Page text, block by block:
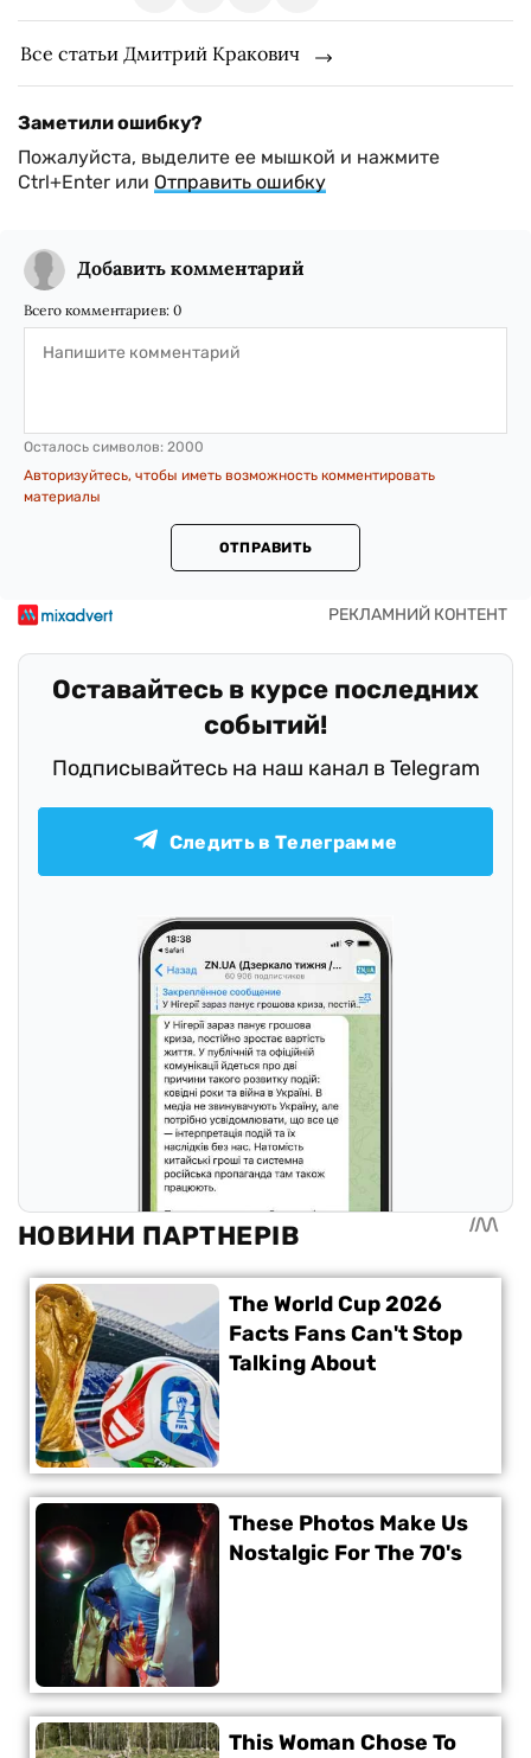
Все статьи Дмитрий Кракович
Заметили ошибку?
Пожалуйста, выделите ее мышкой и нажмите
Ctrl+Enter или Отправить ошибку
Добавить комментарий
Всего комментариев: 0
Осталось символов: 2000
Авторизуйтесь, чтобы иметь возможность комментировать
материалы
ОТПРАВИТЬ
Оставайтесь в курсе последних
событий!
Подписывайтесь на наш канал в Telegram
Следить в Телеграмме